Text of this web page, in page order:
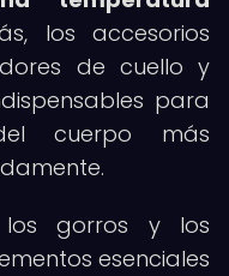
los accesorios
de cuello y
para
cuerpo más
los gorros y los
esenciales